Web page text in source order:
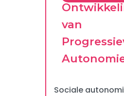
van
Sociale